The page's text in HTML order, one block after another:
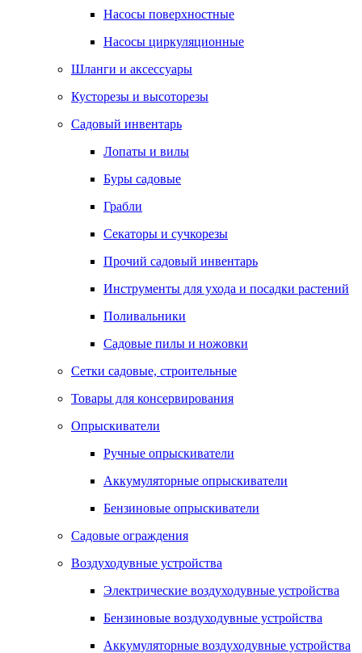
Насосы поверхностные
Насосы циркуляционные
Шланги и аксессуары
Кусторезы и высоторезы
Садовый инвентарь
Лопаты и вилы
Буры садовые
Грабли
Секаторы и сучкорезы
Прочий садовый инвентарь
Инструменты для ухода и посадки растений
Поливальники
Садовые пилы и ножовки
Сетки садовые, строительные
Товары для консервирования
Опрыскиватели
Ручные опрыскиватели
Аккумуляторные опрыскиватели
Бензиновые опрыскиватели
Садовые ограждения
Воздуходувные устройства
Электрические воздуходувные устройства
Бензиновые воздуходувные устройства
Аккумуляторные воздуходувные устройства